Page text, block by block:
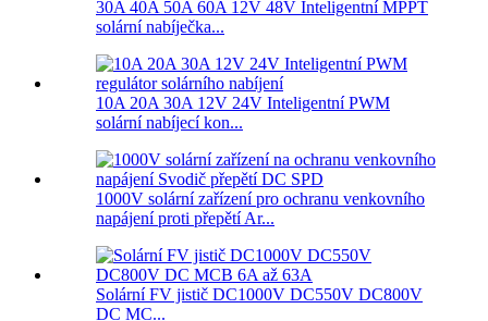
30A 40A 50A 60A 12V 48V Inteligentní MPPT
solární nabíječka...
10A 20A 30A 12V 24V Inteligentní PWM
solární nabíjecí kon...
1000V solární zařízení pro ochranu venkovního
napájení proti přepětí Ar...
Solární FV jistič DC1000V DC550V DC800V
DC MC...